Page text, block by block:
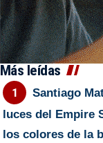
Más leídas
Santiago
luces del Empire
los colores de la